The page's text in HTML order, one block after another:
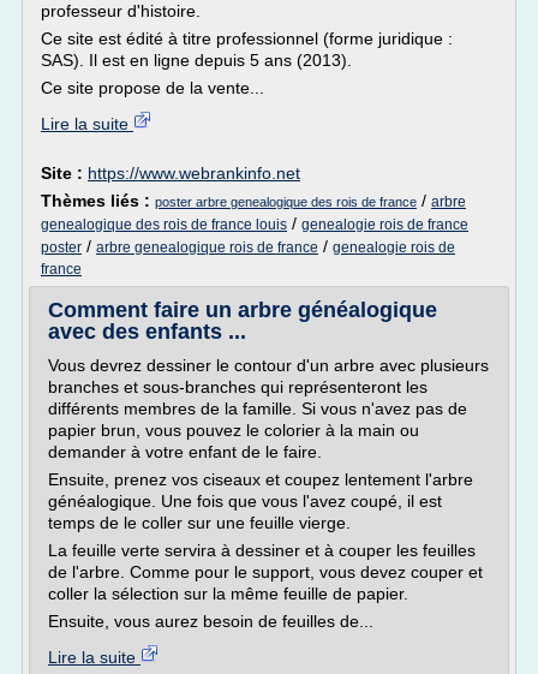
professeur d'histoire.
Ce site est édité à titre professionnel (forme juridique :
SAS). Il est en ligne depuis 5 ans (2013).
Ce site propose de la vente...
Lire la suite
Site : https://www.webrankinfo.net
Thèmes liés : poster arbre genealogique des rois de france / arbre
genealogique des rois de france louis / genealogie rois de france
poster / arbre genealogique rois de france / genealogie rois de
france
Comment faire un arbre généalogique
avec des enfants ...
Vous devrez dessiner le contour d'un arbre avec plusieurs
branches et sous-branches qui représenteront les
différents membres de la famille. Si vous n'avez pas de
papier brun, vous pouvez le colorier à la main ou
demander à votre enfant de le faire.
Ensuite, prenez vos ciseaux et coupez lentement l'arbre
généalogique. Une fois que vous l'avez coupé, il est
temps de le coller sur une feuille vierge.
La feuille verte servira à dessiner et à couper les feuilles
de l'arbre. Comme pour le support, vous devez couper et
coller la sélection sur la même feuille de papier.
Ensuite, vous aurez besoin de feuilles de...
Lire la suite